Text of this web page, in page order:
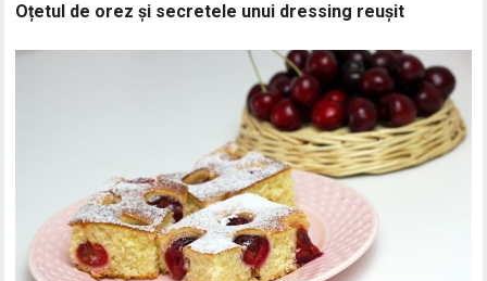
Oțetul de orez și secretele unui dressing reușit